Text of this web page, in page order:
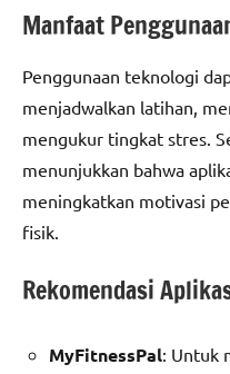
Manfaat
Penggunaan teknologi
menjadwalkan latihan,
mengukur tingkat stres.
menunjukkan bahwa
meningkatkan motivasi
fisik.
Rekomendasi
MyFitnessPal: Untuk